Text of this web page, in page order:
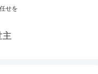
せを
主